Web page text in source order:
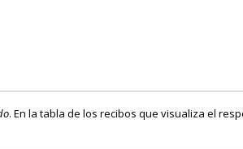
. En la tabla de los recibos que visualiza el